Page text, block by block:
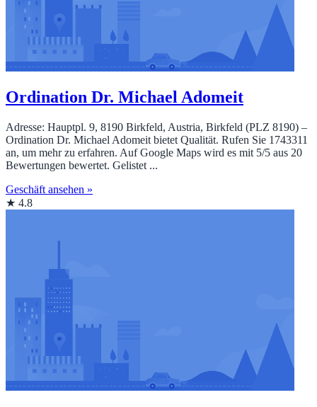
Ordination Dr. Michael Adomeit
Adresse: Hauptpl. 9, 8190 Birkfeld, Austria, Birkfeld (PLZ 8190) –
Ordination Dr. Michael Adomeit bietet Qualität. Rufen Sie 1743311
an, um mehr zu erfahren. Auf Google Maps wird es mit 5/5 aus 20
Bewertungen bewertet. Gelistet ...
Geschäft ansehen »
★ 4.8